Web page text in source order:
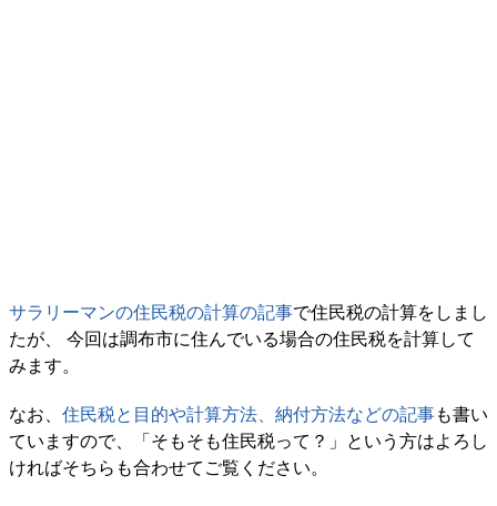
サラリーマンの住民税の計算の記事で住民税の計算をしまし
たが、 今回は調布市に住んでいる場合の住民税を計算して
みます。
なお、 住民税と目的や計算方法、納付方法などの記事も書い
ていますので、「そもそも住民税って？」という方はよろし
ければそちらも合わせてご覧ください。